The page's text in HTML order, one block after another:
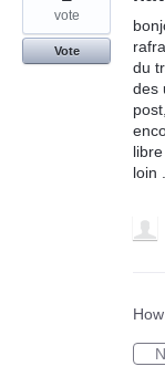
du
des
loin
vote
Vote